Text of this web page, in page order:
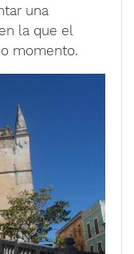
una
la que el
momento.